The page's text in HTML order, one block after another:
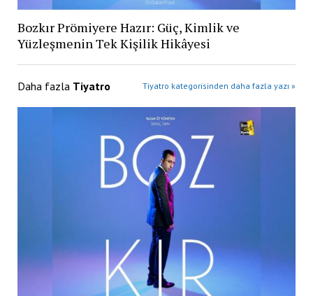
Bozkır Prömiyere Hazır: Güç, Kimlik ve
Yüzleşmenin Tek Kişilik Hikâyesi
Daha fazla Tiyatro Tiyatro kategorisinden daha fazla yazı »